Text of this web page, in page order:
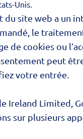
Unis.
du site web a
le
de cookies ou
peut
votre entrée.
Limited,
sur plusieurs